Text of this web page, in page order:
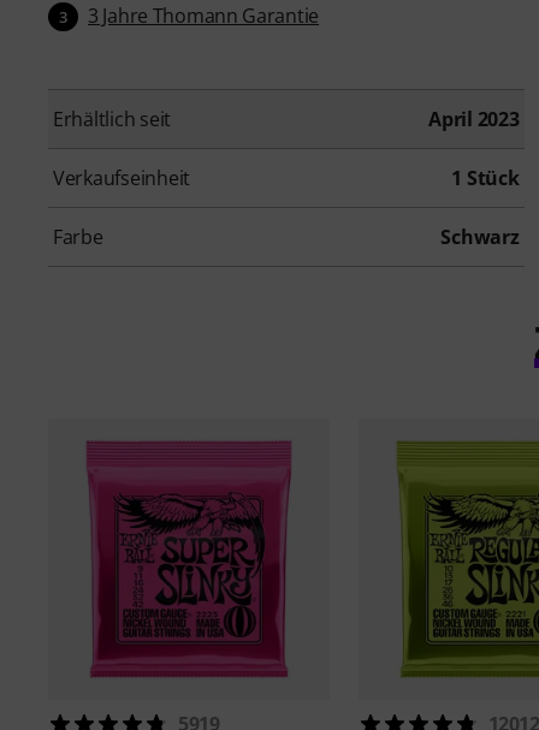
3 3 Jahre Thomann Garantie
Erhältlich seit April 2023
Verkaufseinheit 1 Stück
Farbe Schwarz
5919
12012